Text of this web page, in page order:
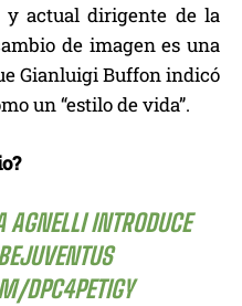
y actual dirigente de la
de imagen es una
Gianluigi Buffon indicó
un “estilo de vida”.
AGNELLI INTRODUCE
DPC4PETIGY